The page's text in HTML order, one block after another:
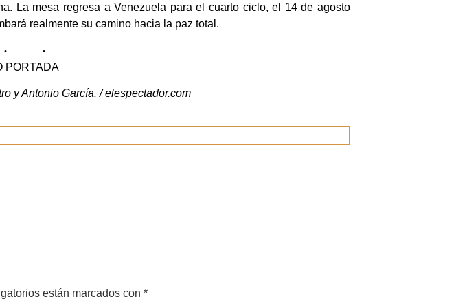
La mesa regresa a Venezuela para el cuarto ciclo, el 14 de agosto
realmente su camino hacia la paz total.
PORTADA
y Antonio García. / elespectador.com
están marcados con *